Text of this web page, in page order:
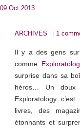
09 Oct 2013
ARCHIVES 1
Il y a des gens
comme
surprise dans sa
héros… Un doux
Exploratology
livres, des
étonnants et